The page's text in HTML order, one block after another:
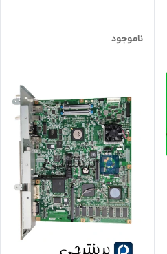
ناموجود